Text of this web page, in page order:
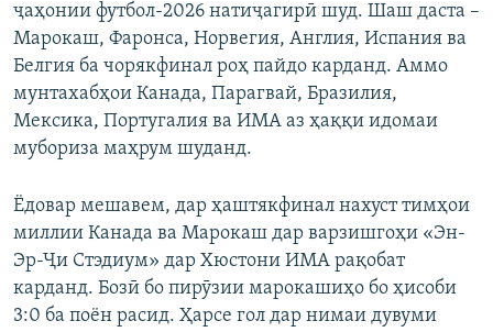
ҷаҳонии футбол-2026 натиҷагирӣ шуд. Шаш даста –
Марокаш, Фаронса, Норвегия, Англия, Испания ва
Белгия ба чорякфинал роҳ пайдо карданд. Аммо
мунтахабҳои Канада, Парагвай, Бразилия,
Мексика, Португалия ва ИМА аз ҳаққи идомаи
мубориза маҳрум шуданд.
Ёдовар мешавем, дар ҳаштякфинал нахуст тимҳои
миллии Канада ва Марокаш дар варзишгоҳи «Эн-
Эр-Ҷи Стэдиум» дар Хюстони ИМА рақобат
карданд. Бозӣ бо пирӯзии марокашиҳо бо ҳисоби
3:0 ба поён расид. Ҳарсе гол дар нимаи дувуми